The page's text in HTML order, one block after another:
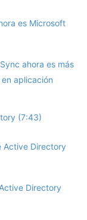
es Microsoft
ahora es más
aplicación
(7:43)
Active Directory
Directory